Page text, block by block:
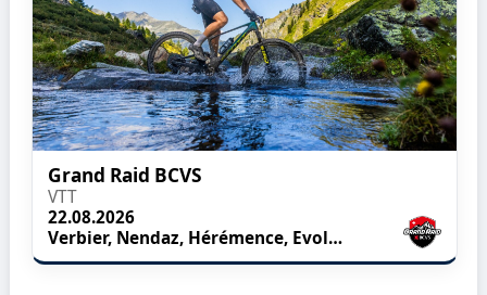
Grand Raid BCVS
VTT
22.08.2026
Verbier, Nendaz, Hérémence, Evolène, Nax, Vercorin, Grimentz